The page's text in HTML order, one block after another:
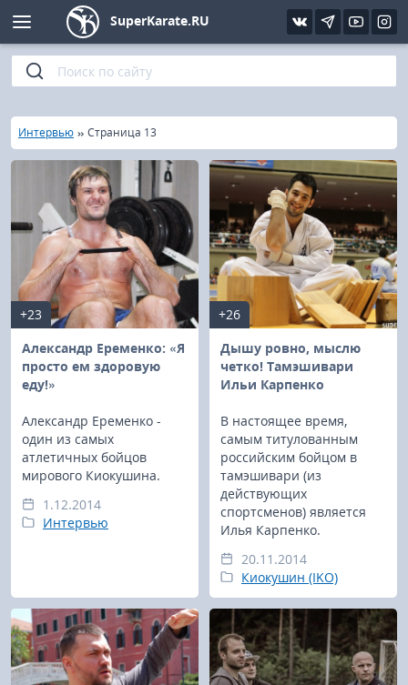
SuperKarate.RU
Главная
»
Интервью » Страница 13
+23
Александр Еременко: «Я
просто ем здоровую
еду!»
Александр Еременко -
один из самых
атлетичных бойцов
мирового Киокушина.
1.12.2014
Интервью
+26
Дышу ровно, мыслю
четко! Тамэшивари
Ильи Карпенко
В настоящее время,
самым титулованным
российским бойцом в
тамэшивари (из
действующих
спортсменов) является
Илья Карпенко.
20.11.2014
Киокушин (IKO)
Киокушинкай
Кёкусин (IFK)
Шинкиокушинкай
Кекусин-кан
Кикбоксинг и K-1
Бокс
UFC и MMA
Муай тай
Фото
Видео
Интервью
Статьи
Уроки каратэ
Файлы
Библиотека